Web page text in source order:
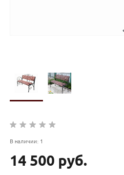
В наличии: 1
14 500 руб.